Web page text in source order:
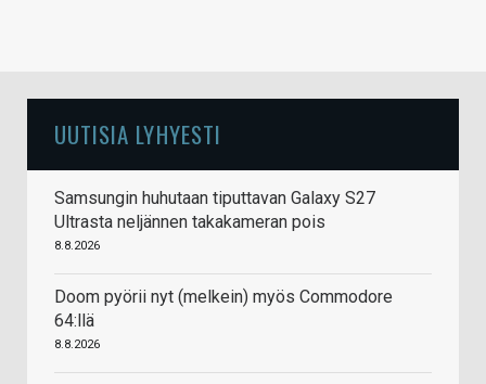
UUTISIA LYHYESTI
Samsungin huhutaan tiputtavan Galaxy S27
Ultrasta neljännen takakameran pois
8.8.2026
Doom pyörii nyt (melkein) myös Commodore
64:llä
8.8.2026